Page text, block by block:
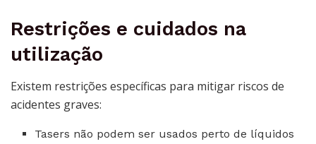
Restrições e cuidados na
utilização
Existem restrições específicas para mitigar riscos de
acidentes graves:
Tasers não podem ser usados perto de líquidos